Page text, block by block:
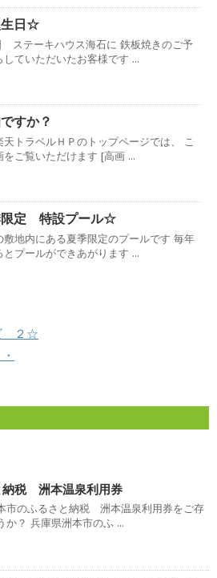
日☆
ステーキハウス海石に 鉄板焼きのご予
していただいたお客様です ...
すか？
天トラベルＨＰのトップページでは、 こ
をご覧いただけます [高画 ...
定 特設プール☆
敷地内にある夏季限定のプールです 毎年
とプールができあがります ...
２☆
納税 洲本温泉利用券
市のふるさと納税 洲本温泉利用券をご存
か？ 兵庫県洲本市のふ ...